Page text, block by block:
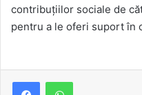
contribuțiilor sociale de
pentru a le oferi suport în